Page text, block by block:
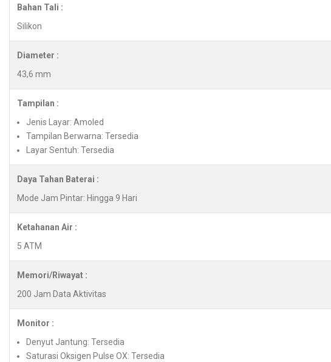
Bahan Tali :
Silikon
Diameter :
43,6 mm
Tampilan :
Jenis Layar: Amoled
Tampilan Berwarna: Tersedia
Layar Sentuh: Tersedia
Daya Tahan Baterai :
Mode Jam Pintar: Hingga 9 Hari
Ketahanan Air :
5 ATM
Memori/Riwayat :
200 Jam Data Aktivitas
Monitor :
Denyut Jantung: Tersedia
Saturasi Oksigen Pulse OX: Tersedia